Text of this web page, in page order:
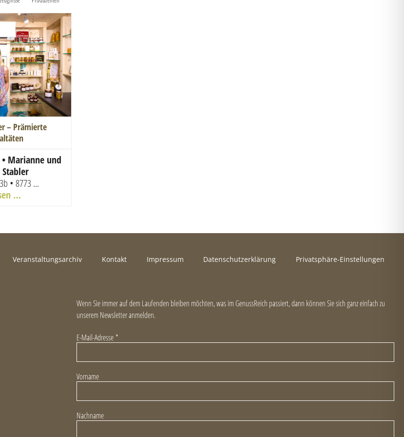
– Prämierte
Marianne und
• 8773 ...
…
Veranstaltungsarchiv Kontakt Impressum Datenschutzerklärung
Privatsphäre-Einstellungen
Wenn Sie immer auf dem Laufenden bleiben möchten, was im GenussReich passiert, dann können Sie sich ganz einfach zu
unserem Newsletter anmelden.
E-Mail-Adresse *
Vorname
Nachname